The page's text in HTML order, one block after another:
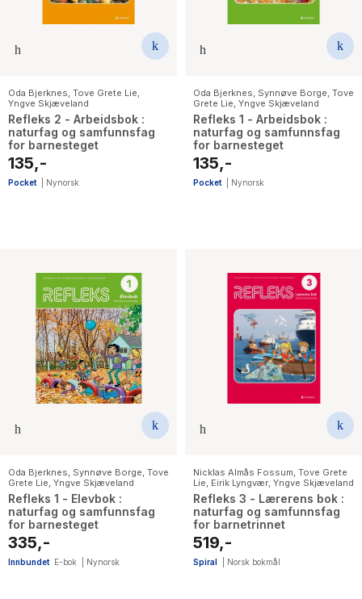
Oda Bjerknes Tove Grete Lie
Yngve Skjæveland
Refleks 2 - Arbeidsbok :
naturfag og samfunnsfag
for barnesteget
135,-
Pocket Nynorsk
Oda Bjerknes Synnøve Borge Tove
Grete Lie Yngve Skjæveland
Refleks 1 - Arbeidsbok :
naturfag og samfunnsfag
for barnesteget
135,-
Pocket Nynorsk
Oda Bjerknes, Synnøve Borge, Tove
Grete Lie, Yngve Skjæveland
Refleks 1 - Elevbok :
naturfag og samfunnsfag
for barnesteget
335,-
Innbundet E-bok Nynorsk
Nicklas Almås Fossum, Tove Grete
Lie, Eirik Lyngvær, Yngve Skjæveland
Refleks 3 - Lærerens bok :
naturfag og samfunnsfag
for barnetrinnet
519,-
Spiral Norsk bokmål